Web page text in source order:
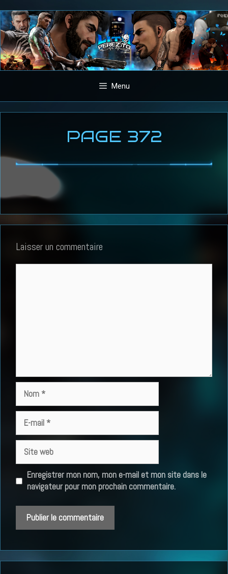
Aller
au
contenu
Menu
PAGE 372
Laisser un commentaire
mail
web
Enregistrer mon nom, mon e-mail et mon site dans le
navigateur pour mon prochain commentaire.